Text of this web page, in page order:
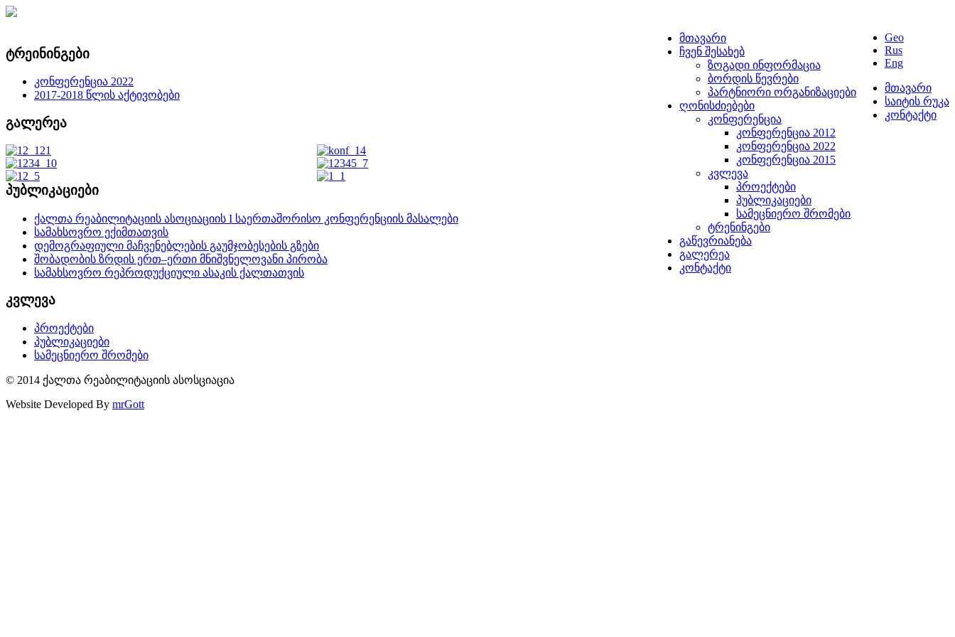
Geo
Rus
Eng
მთავარი
საიტის რუკა
კონტაქტი
მთავარი
ჩვენ შესახებ
ზოგადი ინფორმაცია
ბორდის წევრები
პარტნიორი ორგანიზაციები
ღონისძიებები
კონფერენცია
კონფერენცია 2012
კონფერენცია 2022
კონფერენცია 2015
კვლევა
პროექტები
პუბლიკაციები
სამეცნიერო შრომები
ტრენინგები
გაწევრიანება
გალერეა
კონტაქტი
ტრეინინგები
კონფერენცია 2022
2017-2018 წლის აქტივობები
გალერეა
პუბლიკაციები
ქალთა რეაბილიტაციის ასოციაციის I საერთაშორისო კონფერენციის მასალები
სამახსოვრო ექიმთათვის
დემოგრაფიული მაჩვენებლების გაუმჯობესების გზები
შობადობის ზრდის ერთ–ერთი მნიშვნელოვანი პირობა
სამახსოვრო რეპროდუქციული ასაკის ქალთათვის
კვლევა
პროექტები
პუბლიკაციები
სამეცნიერო შრომები
© 2014 ქალთა რეაბილიტაციის ასოსციაცია
Website Developed By mrGott